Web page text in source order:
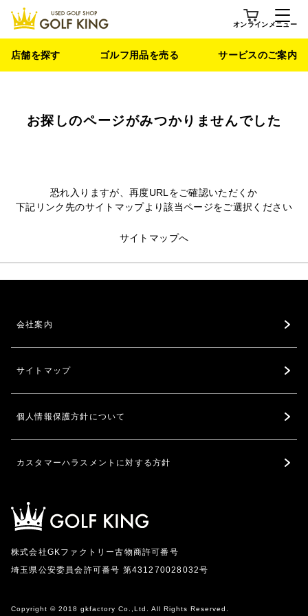
オンライン メニュー
店舗を探す ゴルフ用品を売る サービスのご案内
お探しのページがみつかりませんでした
恐れ入りますが、再度URLをご確認いただくか
下記リンク先のサイトマップより該当ページをご選択ください
サイトマップへ
会社案内
サイトマップ
個人情報保護方針について
カスタマーハラスメントに対する方針
株式会社GKファクトリー古物商許可番号
埼玉県公安委員会許可番号 第431270028032号
Copyright © 2018 gkfactory Co.,Ltd. All Rights Reserved.